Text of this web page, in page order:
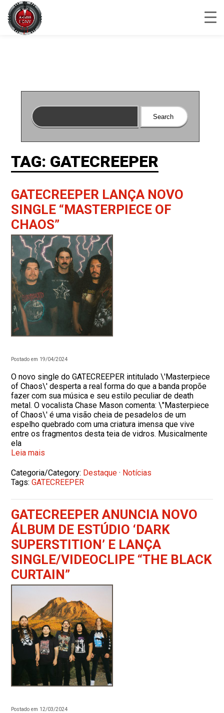
TAG: GATECREEPER
GATECREEPER LANÇA NOVO
SINGLE “MASTERPIECE OF
CHAOS”
Postado em 19/04/2024
O novo single do GATECREEPER intitulado \'Masterpiece
of Chaos\' desperta a real forma do que a banda propõe
fazer com sua música e seu estilo peculiar de death
metal. O vocalista Chase Mason comenta: \"Masterpiece
of Chaos\' é uma visão cheia de pesadelos de um
espelho quebrado com uma criatura imensa que vive
entre os fragmentos desta teia de vidros. Musicalmente
ela
Leia mais
Categoria/Category: Destaque · Notícias
Tags:GATECREEPER
GATECREEPER ANUNCIA NOVO
ÁLBUM DE ESTÚDIO ‘DARK
SUPERSTITION’ E LANÇA
SINGLE/VIDEOCLIPE “THE BLACK
CURTAIN”
Postado em 12/03/2024